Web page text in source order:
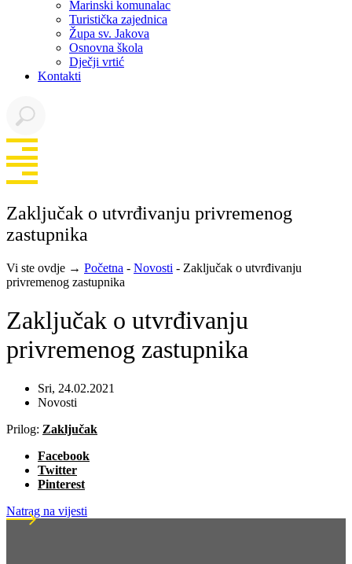
Marinski komunalac
Turistička zajednica
Župa sv. Jakova
Osnovna škola
Dječji vrtić
Kontakti
Zaključak o utvrđivanju privremenog
zastupnika
Vi ste ovdje → Početna - Novosti - Zaključak o utvrđivanju
privremenog zastupnika
Zaključak o utvrđivanju
privremenog zastupnika
Sri, 24.02.2021
Novosti
Prilog: Zaključak
Facebook
Twitter
Pinterest
Natrag na vijesti